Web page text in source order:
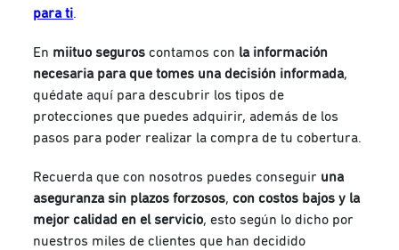
para ti.
En miituo seguros contamos con la información
necesaria para que tomes una decisión informada,
quédate aquí para descubrir los tipos de
protecciones que puedes adquirir, además de los
pasos para poder realizar la compra de tu cobertura.
Recuerda que con nosotros puedes conseguir una
aseguranza sin plazos forzosos,con costos bajos y la
mejor calidad en el servicio, esto según lo dicho por
nuestros miles de clientes que han decidido